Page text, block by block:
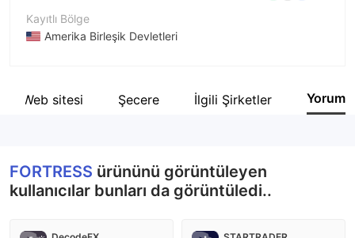
Kayıtlı Bölge
Amerika Birleşik Devletleri
Şirket Adı
Web sitesi Şecere İlgili Şirketler Yorum
FORTRESS ürününü görüntüleyen
kullanıcılar bunları da görüntüledi..